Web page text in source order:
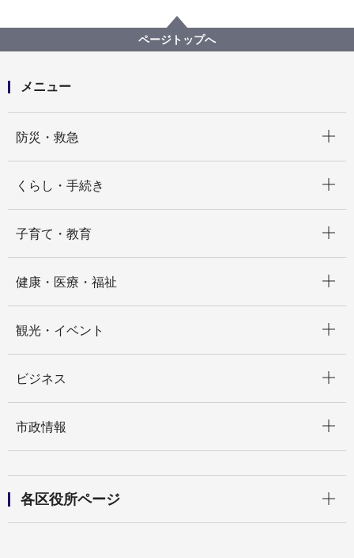
新型コロナウイルスワクチンの楽天グループ株式会社
様での市民向け接種を実施します[新規追加分]
ページトップへ
メニュー
防災・救急
くらし・手続き
子育て・教育
健康・医療・福祉
観光・イベント
ビジネス
市政情報
各区役所ページ